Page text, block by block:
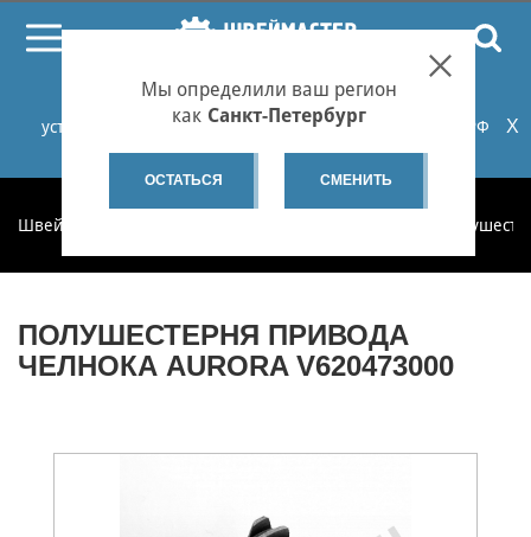
При проблемах с онлайн-оплатой заказов на сайте
установите российские сертификаты НУЦ Минцифры РФ
или используйте Яндекс.Браузер.Подробнее...
X
Мы определили ваш регион
как Санкт-Петербург
ОСТАТЬСЯ СМЕНИТЬ
Швеймастер
ПОЛУШЕСТЕРНЯ ПРИВОДА
ЧЕЛНОКА AURORA V620473000